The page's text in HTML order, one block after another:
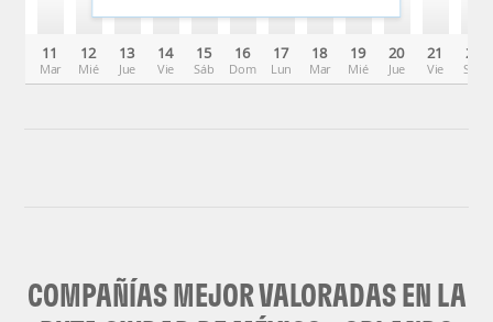
11
Mar
12
Mié
13
Jue
14
Vie
15
Sáb
16
Dom
17
Lun
18
Mar
19
Mié
20
Jue
21
Vie
22
Sáb
COMPAÑÍAS MEJOR VALORADAS EN LA